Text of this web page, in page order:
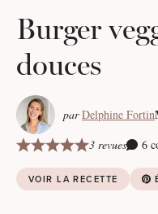
Burger
douces
par Delphine Fortin
3 revues
6
VOIR LA RECETTE